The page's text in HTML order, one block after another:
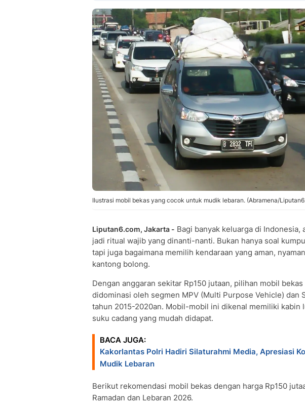
Ilustrasi mobil bekas yang cocok untuk mudik lebaran. (Abramena/
Liputan6.com, Jakarta - Bagi banyak keluarga di Indonesia,
jadi ritual wajib yang dinanti-nanti. Bukan hanya soal
tapi juga bagaimana memilih kendaraan yang aman,
kantong bolong.
Dengan anggaran sekitar Rp150 jutaan, pilihan mobil
didominasi oleh segmen MPV (Multi Purpose Vehicle) dan
tahun 2015-2020an. Mobil-mobil ini dikenal memiliki kabin
suku cadang yang mudah didapat.
BACA JUGA:
Kakorlantas Polri Hadiri Silaturahmi Media, Apresiasi
Mudik Lebaran
Berikut rekomendasi mobil bekas dengan harga Rp150
Ramadan dan Lebaran 2026.